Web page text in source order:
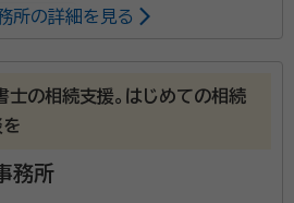
ン面談可
れ 群馬県桐生市境野町出身 境野小学校卒
所の詳細を見る
士の相続支援。はじめての相続
を
務所